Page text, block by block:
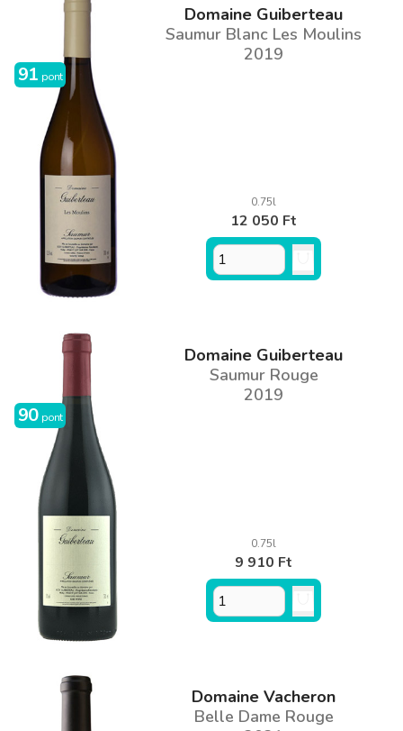
91 pont
Domaine Guiberteau
Saumur Blanc Les Moulins
2019
0.75l
12 050 Ft
90 pont
Domaine Guiberteau
Saumur Rouge
2019
0.75l
9 910 Ft
Domaine Vacheron
Belle Dame Rouge